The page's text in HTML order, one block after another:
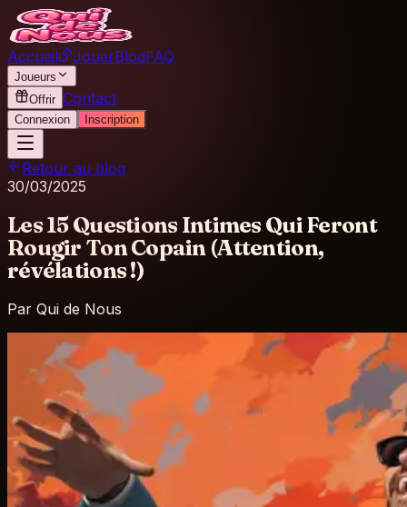
Accueil JouerBlogFAQ
Joueurs
Offrir Contact
Connexion Inscription
Retour au blog
30/03/2025
Les 15 Questions Intimes Qui Feront
Rougir Ton Copain (Attention,
révélations !)
Par Qui de Nous